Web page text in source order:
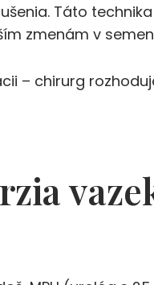
Táto
zmenám v
– chirurg